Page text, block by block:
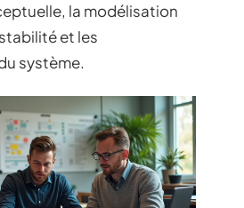
la modélisation
et les
système.